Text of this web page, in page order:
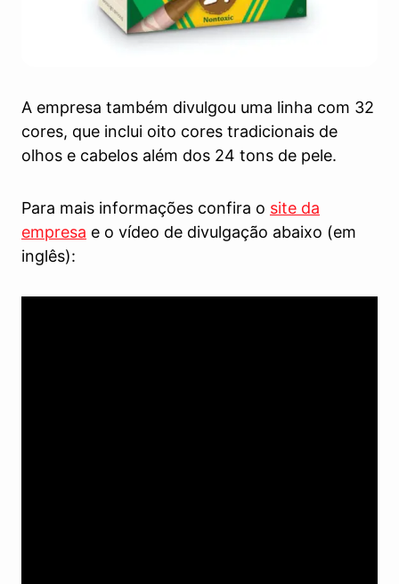
A empresa também divulgou uma linha com 32
cores, que inclui oito cores tradicionais de
olhos e cabelos além dos 24 tons de pele.
Para mais informações confira o site da
empresa e o vídeo de divulgação abaixo (em
inglês):